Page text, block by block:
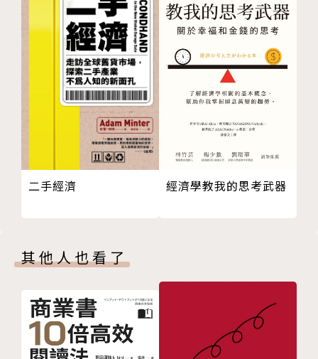
四、 BMW的完美品質
案例1:賓士產品的更新換代
案例2:勞斯萊斯的產品設計
案例3:Mini運動精靈
第五章 BMW的行銷新範式
一、環保行銷
二、形象行銷
四、公關行銷
五、體育行銷
案例2:豐田的汽車行銷
第六章 BMW的汽車物流
二、定單處理
三、倉儲和供應鏈管理
第七章 BMW的創新管理
二手經濟 經濟學教我的思考武器
其他人也看了